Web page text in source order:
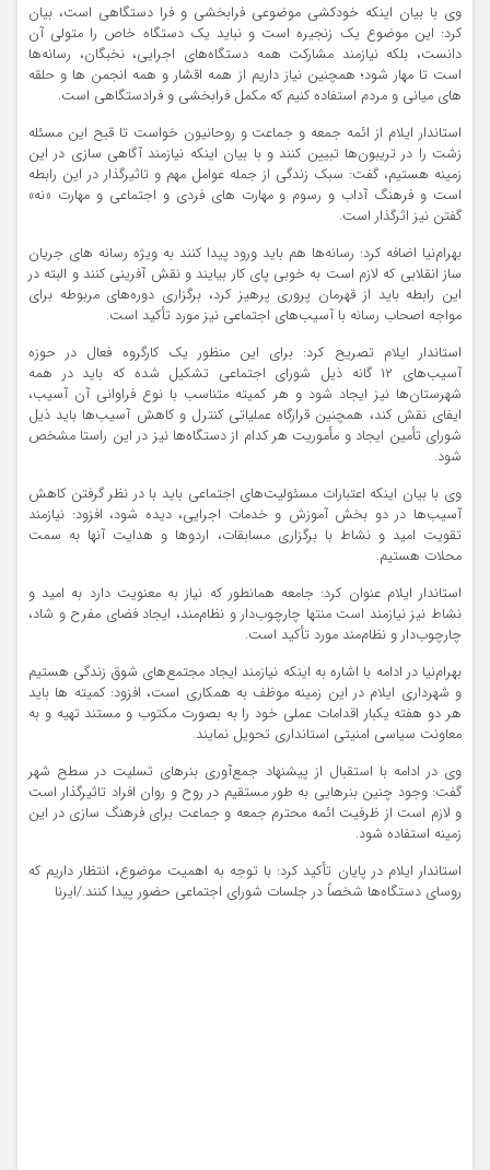
وی با بیان اینکه خودکشی موضوعی فرابخشی و فرا دستگاهی است، بیان
کرد: این موضوع یک زنجیره است و نباید یک دستگاه خاص را متولی آن
دانست، بلکه نیازمند مشارکت همه دستگاه‌های اجرایی، نخبگان، رسانه‌ها
است تا مهار شود؛ همچنین نیاز داریم از همه اقشار و همه انجمن ها و حلقه
های میانی و مردم استفاده کنیم که مکمل فرابخشی و فرادستگاهی است.
استاندار ایلام از ائمه جمعه و جماعت و روحانیون خواست تا قبح این مسئله
زشت را در تریبون‌ها تبیین کنند و با بیان اینکه نیازمند آگاهی سازی در این
زمینه هستیم، گفت: سبک زندگی از جمله عوامل مهم و تاثیرگذار در این رابطه
است و فرهنگ آداب و رسوم و مهارت های فردی و اجتماعی و مهارت «نه»
گفتن نیز اثرگذار است.
بهرام‌نیا اضافه کرد: رسانه‌ها هم باید ورود پیدا کنند به ویژه رسانه های جریان
ساز انقلابی که لازم است به خوبی پای کار بیایند و نقش آفرینی کنند و البته در
این رابطه باید از قهرمان پروری پرهیز کرد، برگزاری دوره‌های مربوطه برای
مواجه اصحاب رسانه با آسیب‌های اجتماعی نیز مورد تأکید است.
استاندار ایلام تصریح کرد: برای این منظور یک کارگروه فعال در حوزه
آسیب‌های ۱۲ گانه ذیل شورای اجتماعی تشکیل شده که باید در همه
شهرستان‌ها نیز ایجاد شود و هر کمیته متناسب با نوع فراوانی آن آسیب،
ایفای نقش کند، همچنین قرارگاه عملیاتی کنترل و کاهش آسیب‌ها باید ذیل
شورای تأمین ایجاد و مأموریت هر کدام از دستگاه‌ها نیز در این راستا مشخص
شود.
وی با بیان اینکه اعتبارات مسئولیت‌های اجتماعی باید با در نظر گرفتن کاهش
آسیب‌ها در دو بخش آموزش و خدمات اجرایی، دیده شود، افزود: نیازمند
تقویت امید و نشاط با برگزاری مسابقات، اردوها و هدایت آنها به سمت
محلات هستیم.
استاندار ایلام عنوان کرد: جامعه همانطور که نیاز به معنویت دارد به امید و
نشاط نیز نیازمند است منتها چارچوب‌دار و نظام‌مند، ایجاد فضای مفرح و شاد،
چارچوب‌دار و نظام‌مند مورد تأکید است.
بهرام‌نیا در ادامه با اشاره به اینکه نیازمند ایجاد مجتمع‌های شوق زندگی هستیم
و شهرداری ایلام در این زمینه موظف به همکاری است، افزود: کمیته ها باید
هر دو هفته یکبار اقدامات عملی خود را به بصورت مکتوب و مستند تهیه و به
معاونت سیاسی امنیتی استانداری تحویل نمایند.
وی در ادامه با استقبال از پیشنهاد جمع‌آوری بنرهای تسلیت در سطح شهر
گفت: وجود چنین بنرهایی به طور مستقیم در روح و روان افراد تاثیرگذار است
و لازم است از ظرفیت ائمه محترم جمعه و جماعت برای فرهنگ سازی در این
زمینه استفاده شود.
استاندار ایلام در پایان تأکید کرد: با توجه به اهمیت موضوع، انتظار داریم که
روسای دستگاه‌ها شخصاً در جلسات شورای اجتماعی حضور پیدا کنند./ایرنا